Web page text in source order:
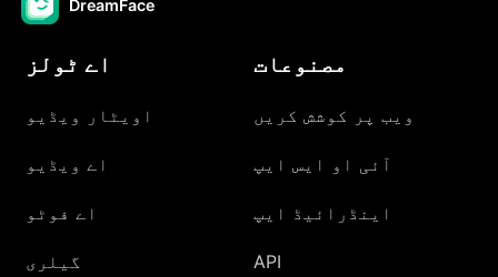
DreamFace
اے ٹولز
اویٹار ویڈیو
اے ویڈیو
اے فوٹو
گیلری
مصنوعات
ویب پر کوشش کریں
آئی او ایس ایپ
اینڈرائیڈ ایپ
API